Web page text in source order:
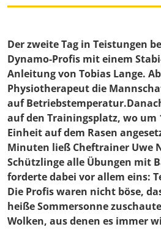
Der zweite Tag in Teistungen
Dynamo-Profis mit einem
Anleitung von Tobias Lange.
Physiotherapeut die
auf
auf den Trainingsplatz, wo um
Einheit auf dem Rasen
Minuten ließ Cheftrainer Uwe
Schützlinge alle Übungen mit
forderte dabei vor allem eins:
Die Profis waren nicht böse,
heiße Sommersonne
Wolken, aus denen es immer